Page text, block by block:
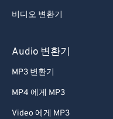
비디오 변환기
Audio 변환기
MP3 변환기
MP4 에게 MP3
Video 에게 MP3